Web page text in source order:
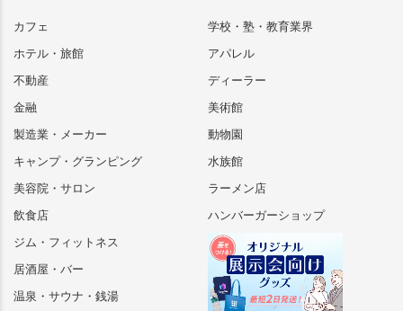
カフェ
ホテル・旅館
不動産
金融
製造業・メーカー
キャンプ・グランピング
美容院・サロン
飲食店
ジム・フィットネス
居酒屋・バー
温泉・サウナ・銭湯
学校・塾・教育業界
アパレル
ディーラー
美術館
動物園
水族館
ラーメン店
ハンバーガーショップ